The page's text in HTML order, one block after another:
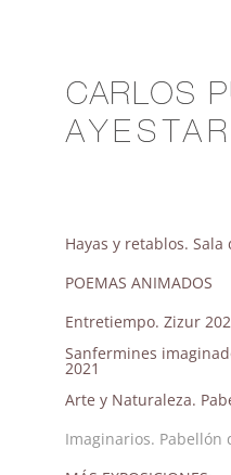
Hayas y retablos. Sala
POEMAS ANIMADOS
Entretiempo. Zizur
Sanfermines
2021
Arte y Naturaleza.
Imaginarios. Pabellón